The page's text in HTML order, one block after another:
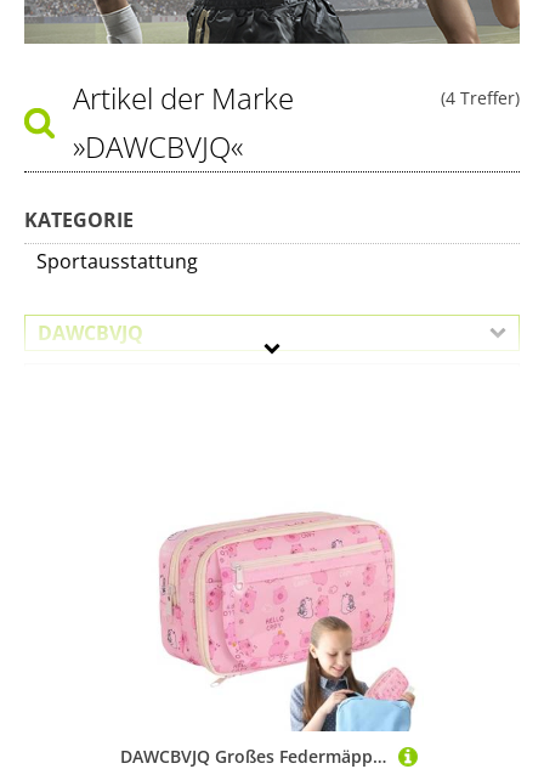
(4 Treffer)
Artikel der Marke
»DAWCBVJQ«
KATEGORIE
Sportausstattung
DAWCBVJQ
DAWCBVJQ Großes Federmäppchen, 21.5x8.5x12.5cm Capybara Federtasche, Capybara Federmäppchen, Bleistift Tasche Kinder, Aesthetic Mäppchen, Niedliches Federmäppche